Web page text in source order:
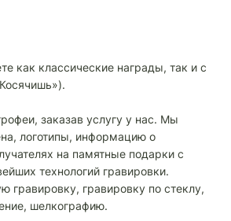
как классические награды, так и с
заказав услугу у нас. Мы
логотипы, информацию о
на памятные подарки с
технологий гравировки.
гравировку, гравировку по стеклу,
шелкографию.